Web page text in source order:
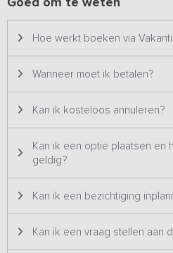
Buiten
Buiten gaat het gewoon verder. De
mogelijkheden om samen te zijn of
natuur. Aan de lange tafel kun je
beschikbaar, waar het hout en het
Hier geniet je van een avond onder
groen.
Hoe werkt boeken via
Wanneer moet ik betalen?
Kan ik kosteloos annuleren?
Kan ik een optie plaatsen en
geldig?
Kan ik een bezichtiging
Kan ik een vraag stellen aan